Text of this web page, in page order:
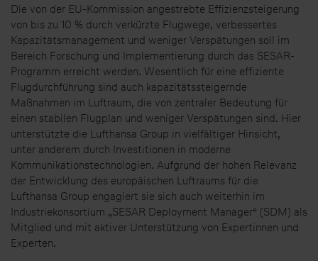
Die von der EU-Kommission angestrebte Effizienzsteigerung
von bis zu 10 % durch verkürzte Flugwege, verbessertes
Kapazitätsmanagement und weniger Verspätungen soll im
Bereich Forschung und Implementierung durch das SESAR-
Programm erreicht werden. Wesentlich für eine effiziente
Flugdurchführung sind auch kapazitätssteigernde
Maßnahmen im Luftraum, die von zentraler Bedeutung für
einen stabilen Flugplan und weniger Verspätungen sind. Hier
unterstützte die Lufthansa Group in vielfältiger Hinsicht,
unter anderem durch Investitionen in moderne
Kommunikationstechnologien. Aufgrund der hohen Relevanz
der Entwicklung des europäischen Luftraums für die
Lufthansa Group engagiert sie sich auch weiterhin im
Industriekonsortium „SESAR Deployment Manager“ (SDM) als
Mitglied und mit aktiver Unterstützung von Expertinnen und
Experten.